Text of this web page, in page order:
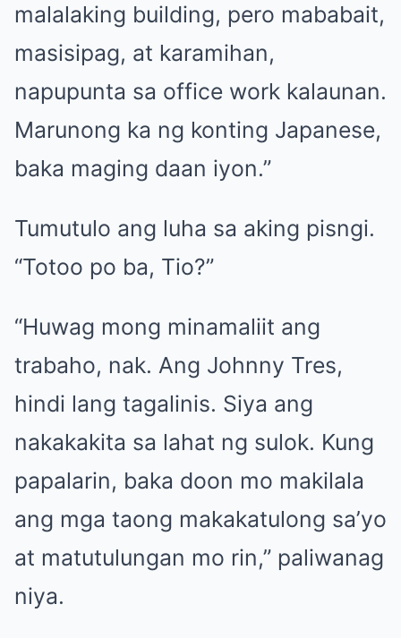
malalaking building, pero mababait,
masisipag, at karamihan,
napupunta sa office work kalaunan.
Marunong ka ng konting Japanese,
baka maging daan iyon.”
Tumutulo ang luha sa aking pisngi.
“Totoo po ba, Tio?”
“Huwag mong minamaliit ang
trabaho, nak. Ang Johnny Tres,
hindi lang tagalinis. Siya ang
nakakakita sa lahat ng sulok. Kung
papalarin, baka doon mo makilala
ang mga taong makakatulong sa’yo
at matutulungan mo rin,” paliwanag
niya.